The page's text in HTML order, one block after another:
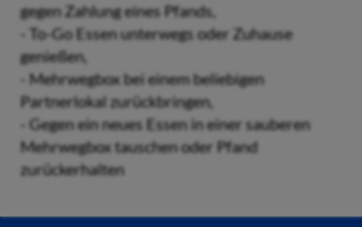
gegen Zahlung eines Pfands,
- To-Go Essen unterwegs oder Zuhause
genießen,
- Mehrwegbox bei einem beliebigen
Partnerlokal zurückbringen,
- Gegen ein neues Essen in einer sauberen
Mehrwegbox tauschen oder Pfand
zurückerhalten